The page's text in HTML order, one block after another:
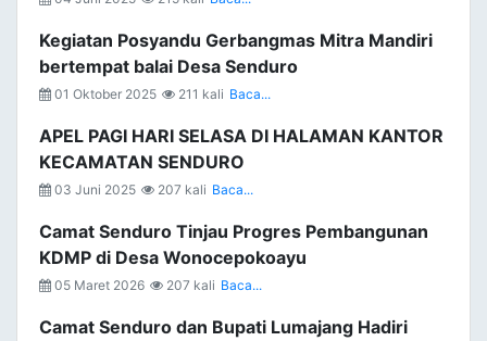
Kegiatan Posyandu Gerbangmas Mitra Mandiri
bertempat balai Desa Senduro
01 Oktober 2025 211 kali Baca...
APEL PAGI HARI SELASA DI HALAMAN KANTOR
KECAMATAN SENDURO
03 Juni 2025 207 kali Baca...
Camat Senduro Tinjau Progres Pembangunan
KDMP di Desa Wonocepokoayu
05 Maret 2026 207 kali Baca...
Camat Senduro dan Bupati Lumajang Hadiri